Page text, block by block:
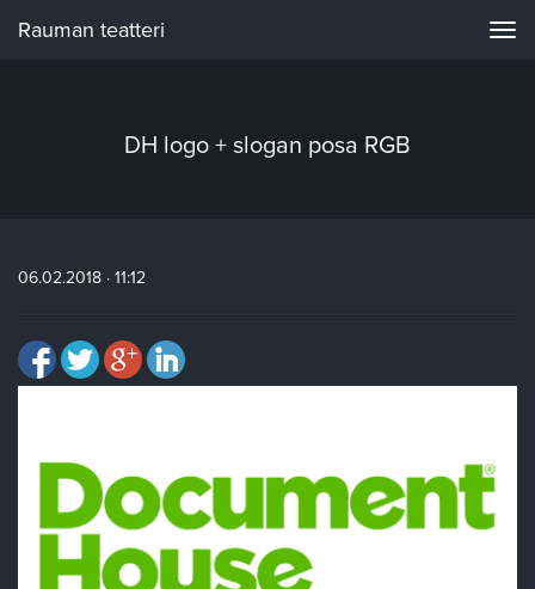
Rauman teatteri
DH logo + slogan posa RGB
06.02.2018 · 11:12